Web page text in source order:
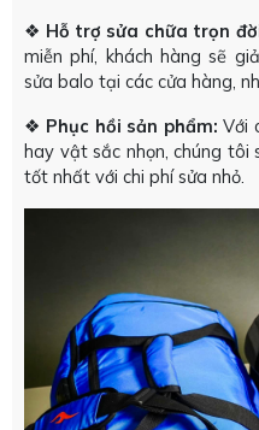
❖ Hỗ trợ sửa chữa trọn
miễn phí, khách hàng sẽ
sửa balo tại các cửa hàng,
❖ Phục hồi sản phẩm: Với
hay vật sắc nhọn, chúng tôi
tốt nhất với chi phí sửa nhỏ.